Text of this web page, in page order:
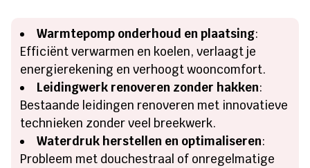
Warmtepomp onderhoud en plaatsing:
Efficiënt verwarmen en koelen, verlaagt je
energierekening en verhoogt wooncomfort.
Leidingwerk renoveren zonder hakken:
Bestaande leidingen renoveren met innovatieve
technieken zonder veel breekwerk.
Waterdruk herstellen en optimaliseren:
Probleem met douchestraal of onregelmatige